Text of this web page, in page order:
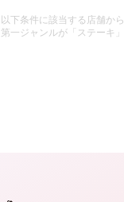
以下条件に該当する店舗か
第一ジャンルが「ステーキ